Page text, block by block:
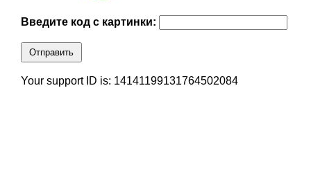
Введите код с картинки:
Отправить
Your support ID is: 14141199131764502084